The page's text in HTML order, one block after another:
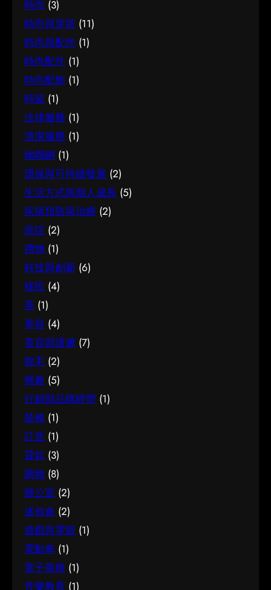
時尚 (3)
時尚與穿搭 (11)
時尚與配件 (1)
時尚配件 (1)
時尚配飾 (1)
時裝 (1)
法律服務 (1)
清潔服務 (1)
物聯網 (1)
環保與可持續發展 (2)
生活方式與個人成長 (5)
疾病預防與治療 (2)
癌症 (2)
禮物 (1)
科技與創新 (6)
移民 (4)
美 (1)
美容 (4)
美容與護膚 (7)
脫毛 (2)
興趣 (5)
行銷與品牌經營 (1)
裝修 (1)
訂造 (1)
貸款 (3)
購物 (8)
辦公室 (2)
迷你倉 (2)
遊戲與電競 (1)
電動車 (1)
電子商務 (1)
音樂教育 (1)